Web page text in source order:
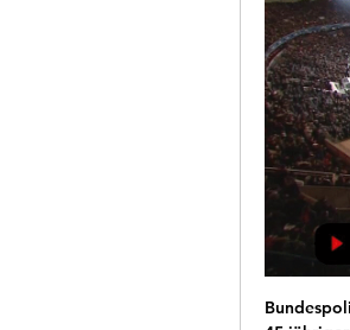
Bundespolizeidirektion München - Ruhstorf/Passau (ots) - Ein wegen Mordes gesuchter 45-jähriger Moldauer ist der Bundespolizei Passau am Dienstag (04. August) kurz nach Mitternacht auf der A 3.

Dieses Wohnhaus liegt in ruhiger Lage, direkt an einem See mit eigenem Zugang! Es besteht im EG aus Vorraum, Badezimmer mit WC und einer Wohnraumküche, im OG aus 2 Schlafzimmern, Vorraum, Badezimmer mit WC und einem Balkon in Blickrichtung zum See. Wasser gibt es durch die eigene Quelle am …

9. Mai 2020 - Miete von Leuten in Joondalup, Australien ab 18€/Nacht. Finde einzigartige Unterkünfte bei lokalen Gastgebern in 191 Ländern. Fühl dich mit Airbnb weltweit zuhause.

Die Cookie-Einstellungen auf dieser Website sind auf "Cookies zulassen" eingestellt, um das beste Surferlebnis zu ermöglichen. Wenn du diese Website ohne Änderung der Cookie-Einstellungen verwendest oder auf "Akzeptieren" klickst, erklärst du sich damit einverstanden.

sängar i Kristianstad! ! R Ä I PREM 40% 000:. 6 a r a Sp 29.990:- FRI H EMKÖR NING ÄND IN I S A OVRU GÄLLFussball-Vereine Melk - sichten Sie alle Firmen und Unternehmen mit Adresse, Telefonnummer und ★ Bewertungen. Das